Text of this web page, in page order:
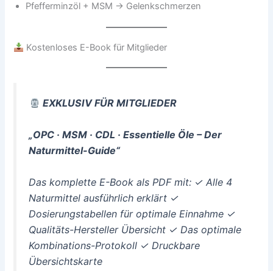
Pfefferminzöl + MSM → Gelenkschmerzen
Kostenloses E-Book für Mitglieder
EXKLUSIV FÜR MITGLIEDER
„OPC · MSM · CDL · Essentielle Öle – Der
Naturmittel-Guide“
Das komplette E-Book als PDF mit: ✓ Alle 4
Naturmittel ausführlich erklärt ✓
Dosierungstabellen für optimale Einnahme ✓
Qualitäts-Hersteller Übersicht ✓ Das optimale
Kombinations-Protokoll ✓ Druckbare
Übersichtskarte